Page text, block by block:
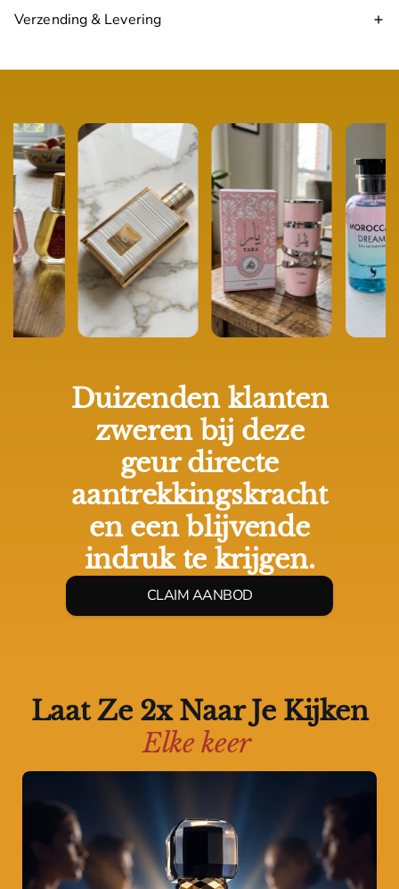
Topnoten:
framboos, sinaasappel, yuzu
Hartnoten:
magnolia, osmanthus, kamperfoelie
Basisnoten: amber, kashmirhout, musk
Type:
Eau de Parfum
Inhoud: 100 ml
Geschikt voor:Dames
Verzending & Levering
Duizenden klanten
zweren bij deze
geur directe
aantrekkingskracht
en een blijvende
indruk te krijgen.
CLAIM AANBOD
Laat Ze 2x Naar Je Kijken
Elke keer